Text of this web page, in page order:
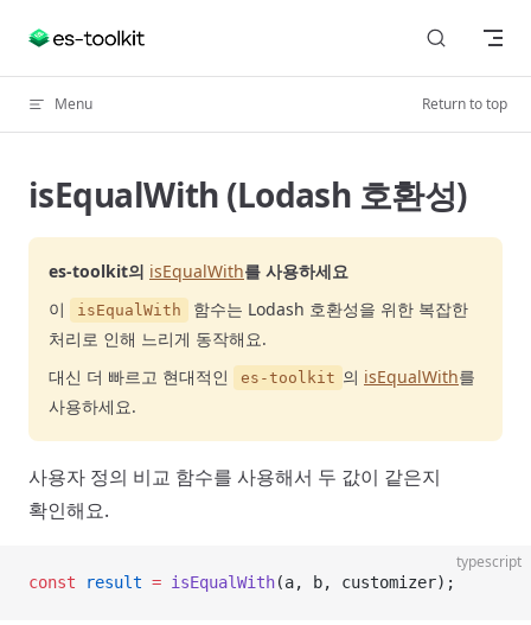
Skip to content
Menu Return to top
isEqualWith (Lodash 호환성)
es-toolkit의 isEqualWith를 사용하세요
이
isEqualWith
함수는 Lodash 호환성을 위한 복잡한
처리로 인해 느리게 동작해요.
대신 더 빠르고 현대적인
es-toolkit 의 isEqualWith를
사용하세요.
사용자 정의 비교 함수를 사용해서 두 값이 같은지
확인해요.
typescript
const result = isEqualWith(a, b, customizer);